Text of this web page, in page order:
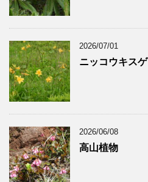
2026/07/01
ニッコウキスゲ
2026/06/08
高山植物